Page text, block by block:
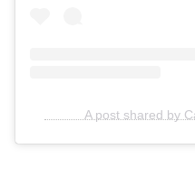
A post shared by